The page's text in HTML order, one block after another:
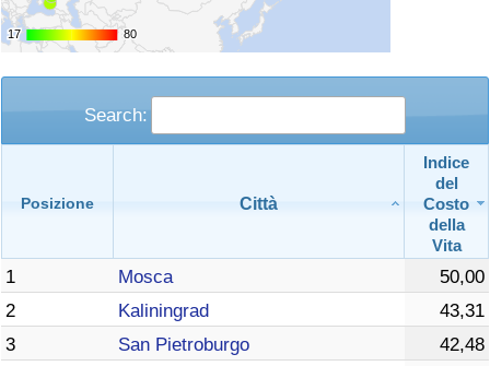
17
17 80
80
Search:
Posizione Città
Indice
del
Costo
della
Vita
1 Mosca
50,00
2
Kaliningrad
43,31
3
San Pietroburgo
42,48